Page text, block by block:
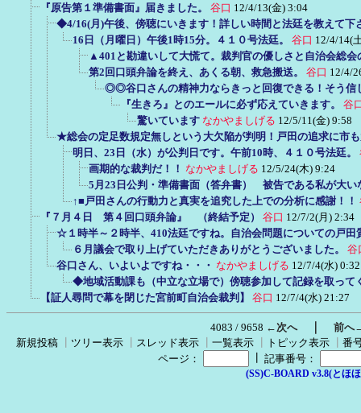
『原告第１準備書面』届きました。
谷口 12/4/13(金) 3:04
◆4/16(月)午後、傍聴にいきます！詳しい時間と法廷を教えて下
16日（月曜日）午後1時15分。４１０号法廷。
谷口 12/4/14(
▲401と勘違いして大慌て。裁判官の優しさと自治会総
第2回口頭弁論を終え、あくる朝、救急搬送。
谷口 12/4/
◎◎谷口さんの精神力ならきっと回復できる！そう信
『生きろ』とのエールに必ず応えていきます。
谷
驚いています なかやましげる 12/5/11(金) 9:58
★総会の定足数規定無しという大欠陥が判明！戸田の追求に市
明日、23日（水）が公判日です。午前10時、４１０号法廷。
画期的な裁判だ！！ なかやましげる 12/5/24(木) 9:24
5月23日公判・準備書面（答弁書） 被告である私が大い
↑■戸田さんの行動力と真実を追究した上での分析に感謝！！
『７月４日 第４回口頭弁論』 （終結予定）
谷口 12/7/2(月) 2:34
☆１時半～２時半、410法廷ですね。自治会問題についての戸田
６月議会で取り上げていただきありがとうございました。
谷
谷口さん、いよいよですね・・・ なかやましげる 12/7/4(水) 0:32
◆地域活動課も（中立な立場で）傍聴参加して記録を取って
【証人尋問で幕を閉じた宮前町自治会裁判】
谷口 12/7/4(水) 21:27
4083 / 9658 ←次へ｜ 前へ
新規投稿
ツリー表示 スレッド表示 一覧表示 トピック表示
番
ページ：
記事番号：
(SS)C-BOARD v3.8(とほ